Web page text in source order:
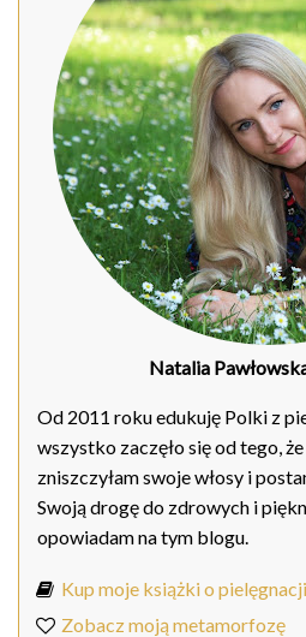
Natalia
Od 2011 roku edukuję Polki z
wszystko zaczęło się od tego,
zniszczyłam swoje włosy i
Swoją drogę do zdrowych i
opowiadam na tym blogu.
Kup moje książki o
Zobacz moją metamorfozę